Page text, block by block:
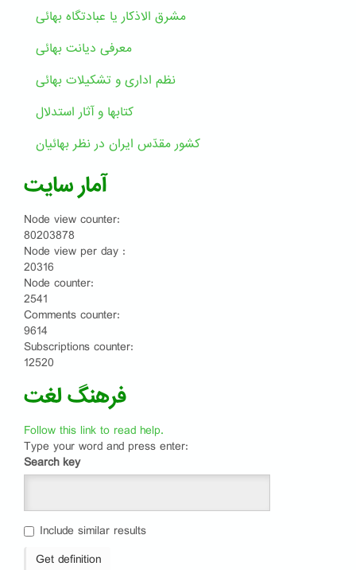
مشرق الاذکار یا عبادتگاه بهائی
معرفی دیانت بهائی
نظم اداری و تشکیلات بهائی
کتابها و آثار استدلال
کشور مقدّس ایران در نظر بهائیان
آمار سایت
Node view counter:
80203878
Node view per day :
20316
Node counter:
2541
Comments counter:
9614
Subscriptions counter:
12520
فرهنگ لغت
Follow this link to read help.
Type your word and press enter:
Search key
Include similar results
Get definition